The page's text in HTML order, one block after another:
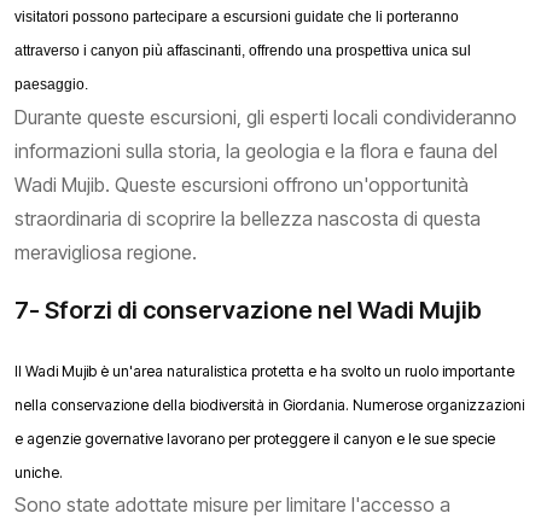
visitatori possono partecipare a escursioni guidate che li porteranno
attraverso i canyon più affascinanti, offrendo una prospettiva unica sul
paesaggio.
Durante queste escursioni, gli esperti locali condivideranno
informazioni sulla storia, la geologia e la flora e fauna del
Wadi Mujib. Queste escursioni offrono un'opportunità
straordinaria di scoprire la bellezza nascosta di questa
meravigliosa regione.
7- Sforzi di conservazione nel Wadi Mujib
Il Wadi Mujib è un'area naturalistica protetta e ha svolto un ruolo importante
nella conservazione della biodiversità in Giordania. Numerose organizzazioni
e agenzie governative lavorano per proteggere il canyon e le sue specie
uniche.
Sono state adottate misure per limitare l'accesso a